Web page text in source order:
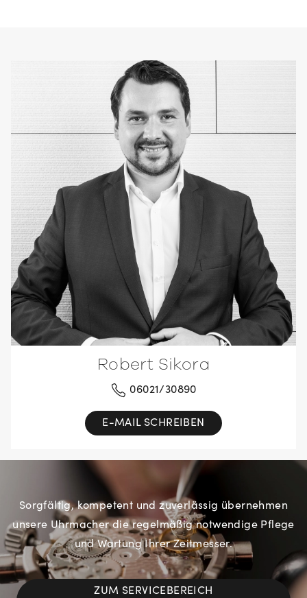
Robert Sikora
06021/30890
E-MAIL SCHREIBEN
Sorgfältig, kompetent und zuverlässig übernehmen
unsere Uhrmacher die regelmäßig notwendige Pflege
und Wartung Ihrer Zeitmesser.
ZUM SERVICEBEREICH